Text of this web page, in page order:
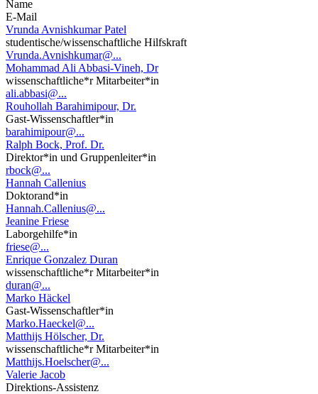
Name
E-Mail
Vrunda Avnishkumar Patel
studentische/wissenschaftliche Hilfskraft
Vrunda.Avnishkumar@...
Mohammad Ali Abbasi-Vineh, Dr
wissenschaftliche*r Mitarbeiter*in
ali.abbasi@...
Rouhollah Barahimipour, Dr.
Gast-Wissenschaftler*in
barahimipour@...
Ralph Bock, Prof. Dr.
Direktor*in und Gruppenleiter*in
rbock@...
Hannah Callenius
Doktorand*in
Hannah.Callenius@...
Jeanine Friese
Laborgehilfe*in
friese@...
Enrique Gonzalez Duran
wissenschaftliche*r Mitarbeiter*in
duran@...
Marko Häckel
Gast-Wissenschaftler*in
Marko.Haeckel@...
Matthijs Hölscher, Dr.
wissenschaftliche*r Mitarbeiter*in
Matthijs.Hoelscher@...
Valerie Jacob
Direktions-Assistenz